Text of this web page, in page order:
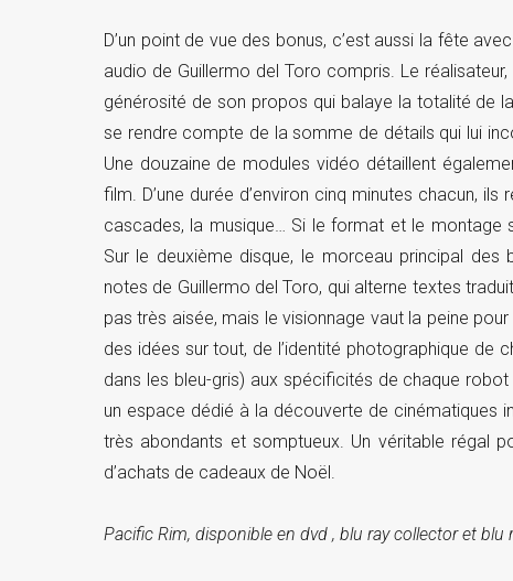
D’un point de vue des bonus, c’est aussi la fête
audio de Guillermo del Toro compris. Le
générosité de son propos qui balaye la totalité de
se rendre compte de la somme de détails qui lui
Une douzaine de modules vidéo détaillent
film. D’une durée d’environ cinq minutes chacun,
cascades, la musique… Si le format et le montage
Sur le deuxième disque, le morceau principal
notes de Guillermo del Toro, qui alterne textes
pas très aisée, mais le visionnage vaut la peine
des idées sur tout, de l’identité photographique de
dans les bleu-gris) aux spécificités de chaque
un espace dédié à la découverte de cinématiques
très abondants et somptueux. Un véritable régal
d’achats de cadeaux de Noël.
Pacific Rim, disponible en dvd , blu ray collector et blu